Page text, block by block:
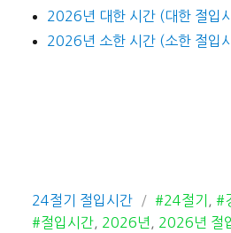
2026년 대한 시간 (대한 절입
2026년 소한 시간 (소한 절입
카
테
24절기 절입시간
태
그
#24절기 , #
#절입시간, 2026년 , 2026년 절